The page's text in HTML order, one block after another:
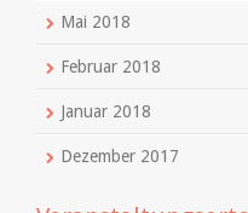
Mai 2018
Februar 2018
Januar 2018
Dezember 2017